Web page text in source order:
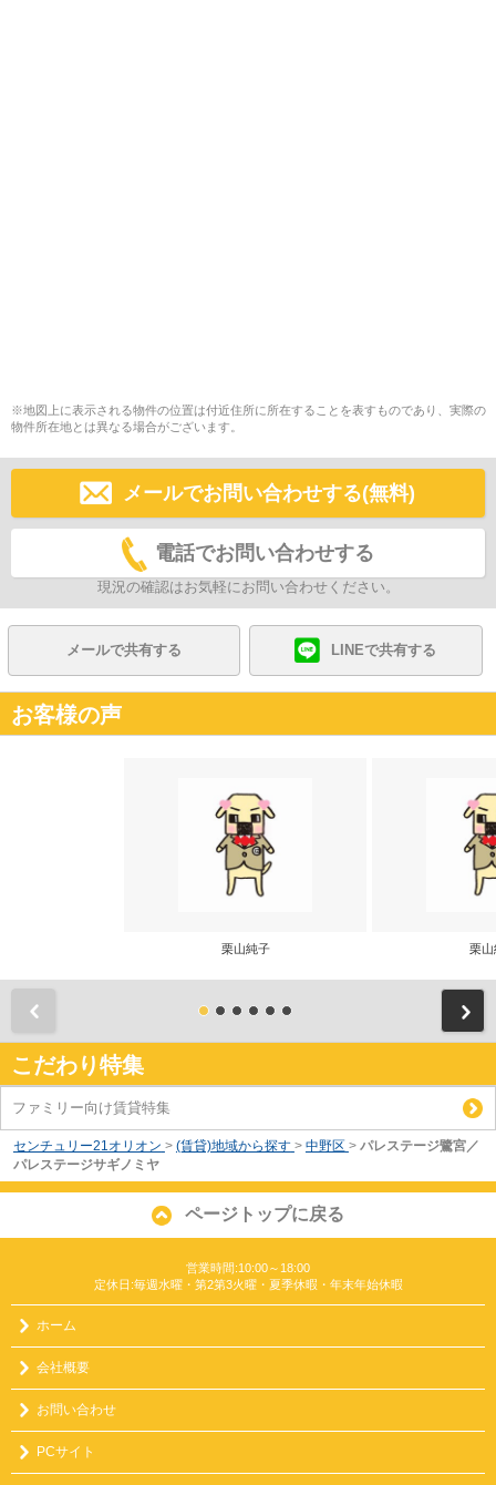
※地図上に表示される物件の位置は付近住所に所在することを表すものであり、実際の
物件所在地とは異なる場合がございます。
メールでお問い合わせする(無料)
電話でお問い合わせする
現況の確認はお気軽にお問い合わせください。
メールで共有する LINEで共有する
お客様の声
栗山純子 栗山
こだわり特集
ファミリー向け賃貸特集
センチュリー21オリオン > (賃貸)地域から探す > 中野区 > パレステージ鷺宮／
パレステージサギノミヤ
ページトップに戻る
営業時間:10:00～18:00
定休日:毎週水曜・第2第3火曜・夏季休暇・年末年始休暇
ホーム
会社概要
お問い合わせ
PCサイト